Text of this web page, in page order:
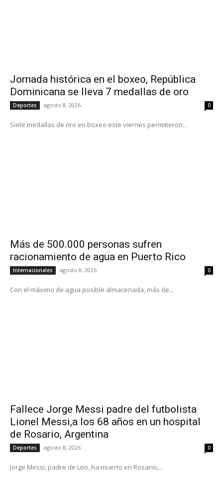
Jornada histórica en el boxeo, República
Dominicana se lleva 7 medallas de oro
Deportes agosto 8, 2026 0
Siete medallas de oro en boxeo este viernes permitieron...
Más de 500.000 personas sufren
racionamiento de agua en Puerto Rico
Internacionales agosto 8, 2026 0
Con el máximo de agua posible almacenada, más de...
Fallece Jorge Messi padre del futbolista
Lionel Messi,a los 68 años en un hospital
de Rosario, Argentina
Deportes agosto 8, 2026 0
Jorge Messi, padre de Leo, ha muerto en Rosario,...